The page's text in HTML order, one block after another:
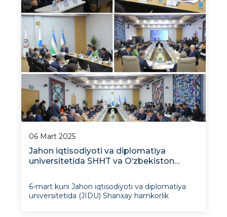
06 Mart 2025
Jahon iqtisodiyoti va diplomatiya
universitetida SHHT va O‘zbekiston
6-mart kuni Jahon iqtisodiyoti va diplomatiya
universitetida (JIDU) Shanxay hamkorlik